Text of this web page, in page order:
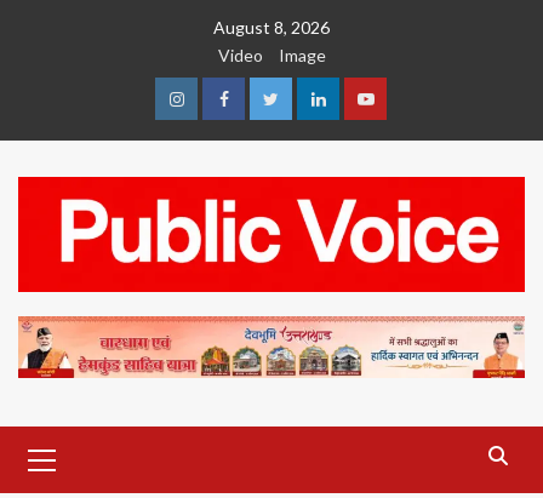
August 8, 2026
Video
Image
InstagramFacebookTwitterLinkedinYoutube
Menu